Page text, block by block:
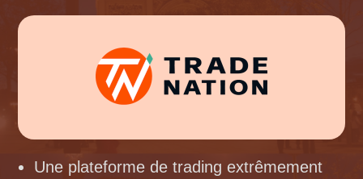
Une plateforme de trading extrêmement